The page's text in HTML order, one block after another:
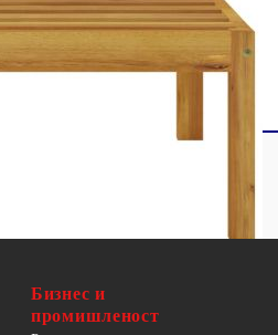
за облегалка
Бизнес и
промишленост